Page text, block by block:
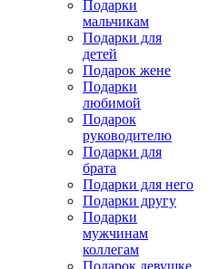
Подарки
мальчикам
Подарки для
детей
Подарок жене
Подарки
любимой
Подарок
руководителю
Подарки для
брата
Подарки для него
Подарки другу
Подарки
мужчинам
коллегам
Подарок девушке